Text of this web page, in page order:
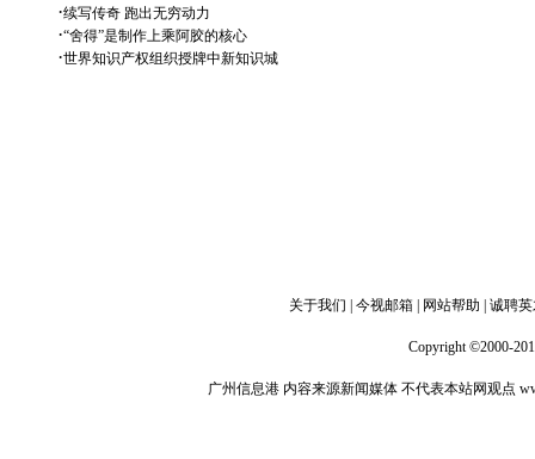
·续写传奇 跑出无穷动力
·“舍得”是制作上乘阿胶的核心
·世界知识产权组织授牌中新知识城
关于我们 今视邮箱 网站帮助 诚聘
Copyright ©2000-
广州信息港 内容来源新闻媒体 不代表本站网观点